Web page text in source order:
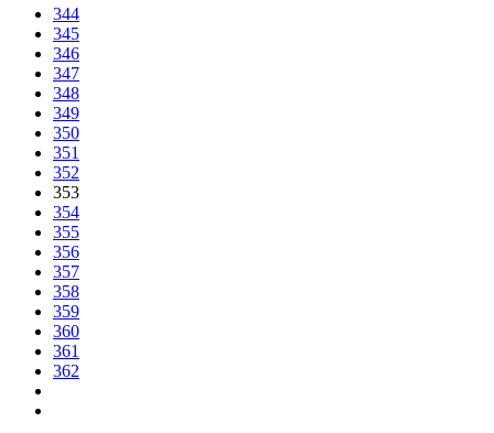
344
345
346
347
348
349
350
351
352
353
354
355
356
357
358
359
360
361
362